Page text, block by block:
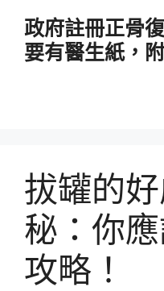
政府註冊正骨
要有醫生紙，
拔罐的
秘：你
攻略！